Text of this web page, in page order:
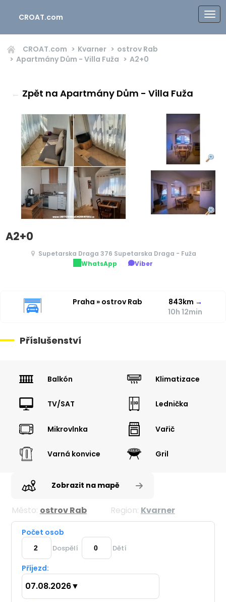
CROAT.com
CROAT.com Kvarner
ostrov Rab
Apartmány Dům - Villa Fuža
A2+0
← Zpět na Apartmány Dům - Villa Fuža
A2+0
Supetarska Draga 376 Supetarska Draga - Fuža
WhatsApp
Viber
Praha » ostrov Rab 843km →
10h 12min
Příslušenství
Balkón Klimatizace
TV/SAT Lednička
Mikrovlnka Vařič
Varná konvice Gril
Zobrazit na mapě
Město: ostrov Rab Region: Kvarner
Počet osob
Dospělí Dětí
Příjezd:
07.08.2026▼